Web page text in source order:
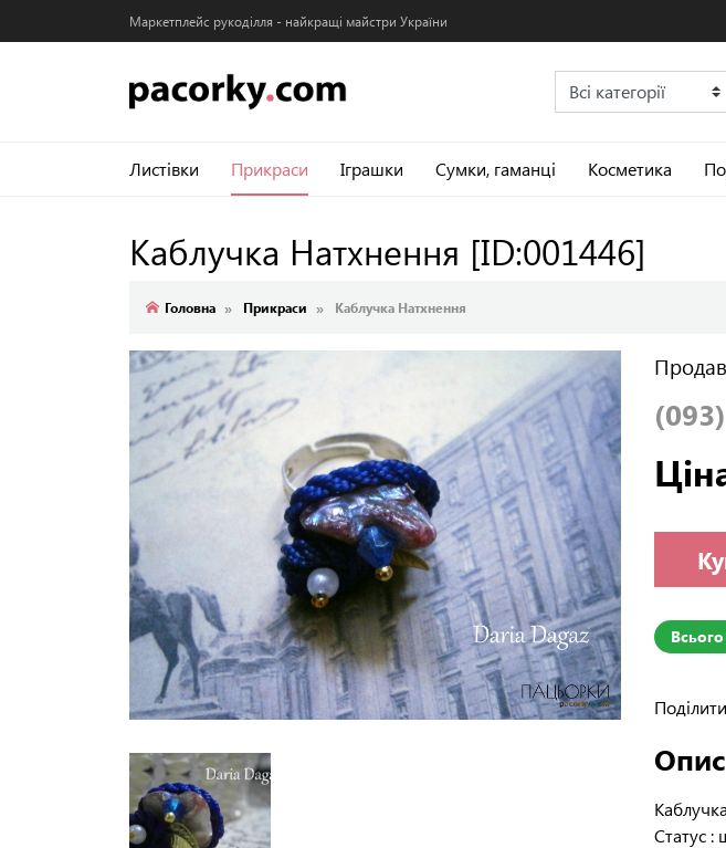
Маркетплейс рукоділля - найкращі майстри України
Листівки Прикраси Іграшки Сумки, гаманці Косметика
Каблучка Натхнення [ID:001446]
Головна Прикраси Каблучка Натхнення
Опис
Статус :